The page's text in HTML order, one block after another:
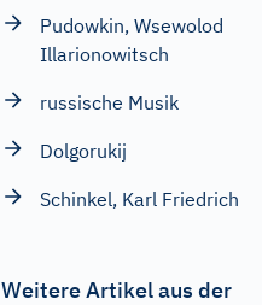
Pudowkin, Wsewolod
Illarionowitsch
russische Musik
Dolgorukij
Schinkel, Karl Friedrich
Weitere Artikel aus der